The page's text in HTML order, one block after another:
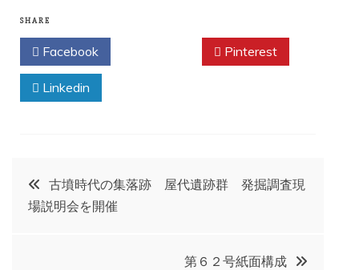
SHARE
Facebook Pinterest
Linkedin
投
稿
古墳時代の集落跡 屋代遺跡群 発掘調査現
場説明会を開催
第６２号紙面構成